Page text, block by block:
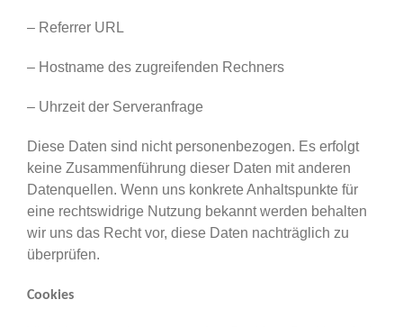
– Referrer URL
– Hostname des zugreifenden Rechners
– Uhrzeit der Serveranfrage
Diese Daten sind nicht personenbezogen. Es erfolgt
keine Zusammenführung dieser Daten mit anderen
Datenquellen. Wenn uns konkrete Anhaltspunkte für
eine rechtswidrige Nutzung bekannt werden behalten
wir uns das Recht vor, diese Daten nachträglich zu
überprüfen.
Cookies